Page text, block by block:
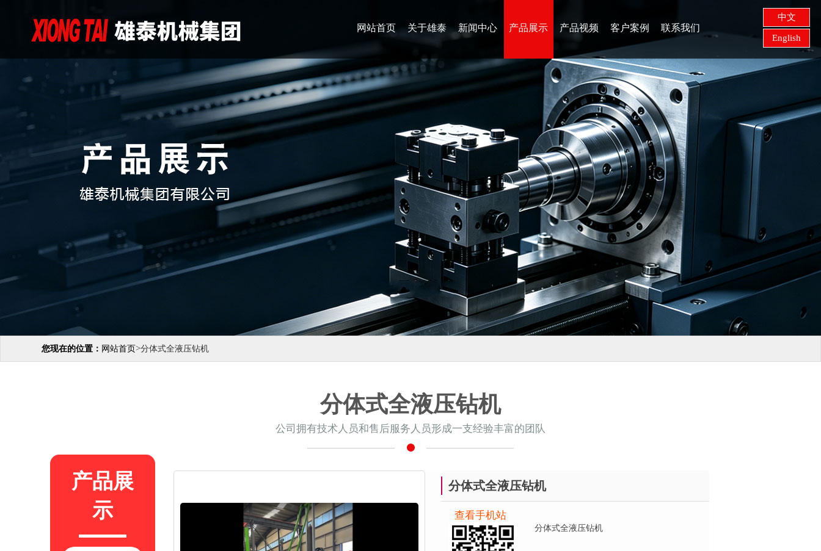
网站首页 关于雄泰 新闻中心 产品展示 产品视频 客户案例 联系我们
中文
English
您现在的位置： 网站首页>分体式全液压钻机
分体式全液压钻机
公司拥有技术人员和售后服务人员形成一支经验丰富的团队
产品展
示
分体式全液压钻机
查看手机站
分体式全液压钻机